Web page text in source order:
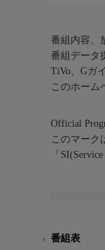
番組内容、
番組データ
TiVo、Gガ
このホーム
Official
このマーク
「
番組表